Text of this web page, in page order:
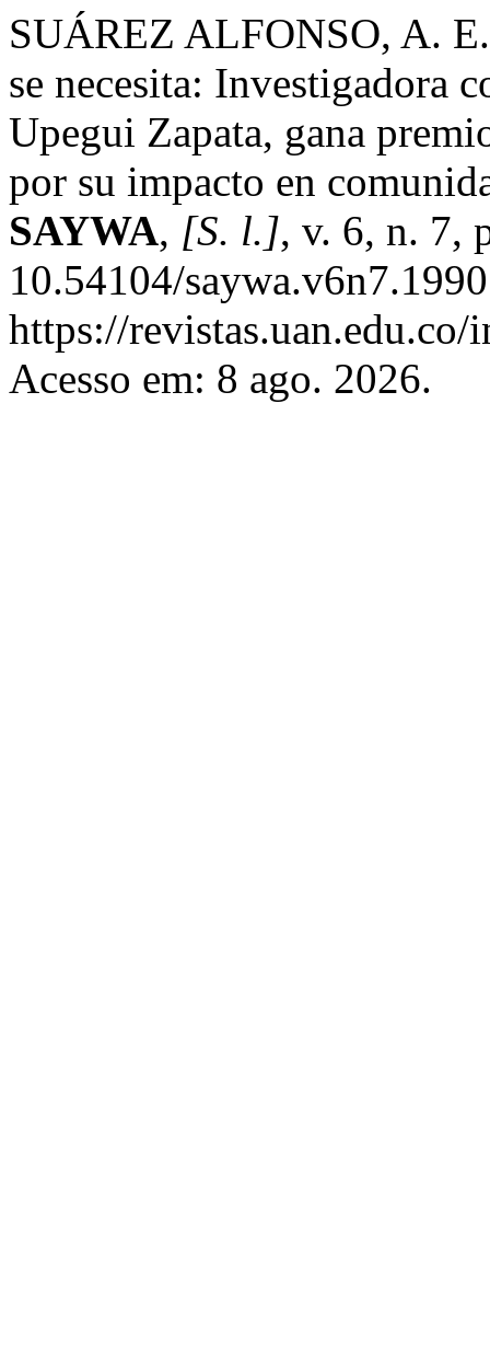
SUÁREZ ALFONSO, A.
se necesita: Investigadora
Upegui Zapata, gana
por su impacto en
SAYWA, [S. l.], v. 6, n. 7,
10.54104/
https://
Acesso em: 8 ago. 2026.